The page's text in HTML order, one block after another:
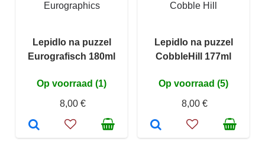
Eurographics
Lepidlo na puzzel
Eurografisch 180ml
Op voorraad (1)
8,00 €
Cobble Hill
Lepidlo na puzzel
CobbleHill 177ml
Op voorraad (5)
8,00 €